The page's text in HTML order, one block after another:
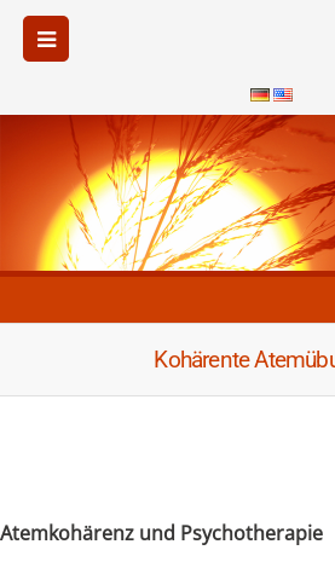
Kohärente
Atemkohärenz und Psychotherapie